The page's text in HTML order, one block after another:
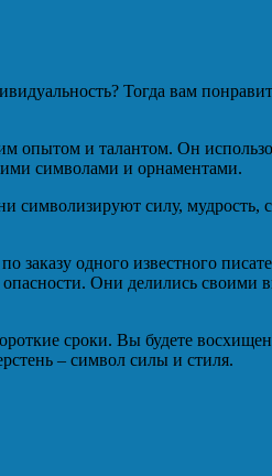
Тогда вам
опытом и талантом. Он
символами и орнаментами.
силу, мудрость,
одного известного
Они делились своими
сроки. Вы будете
– символ силы и стиля.